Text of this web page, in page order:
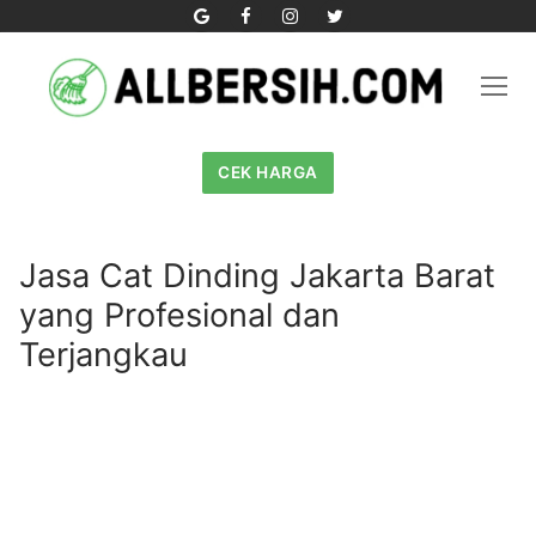
content
CEK HARGA
Jasa Cat Dinding Jakarta Barat
yang Profesional dan
Terjangkau